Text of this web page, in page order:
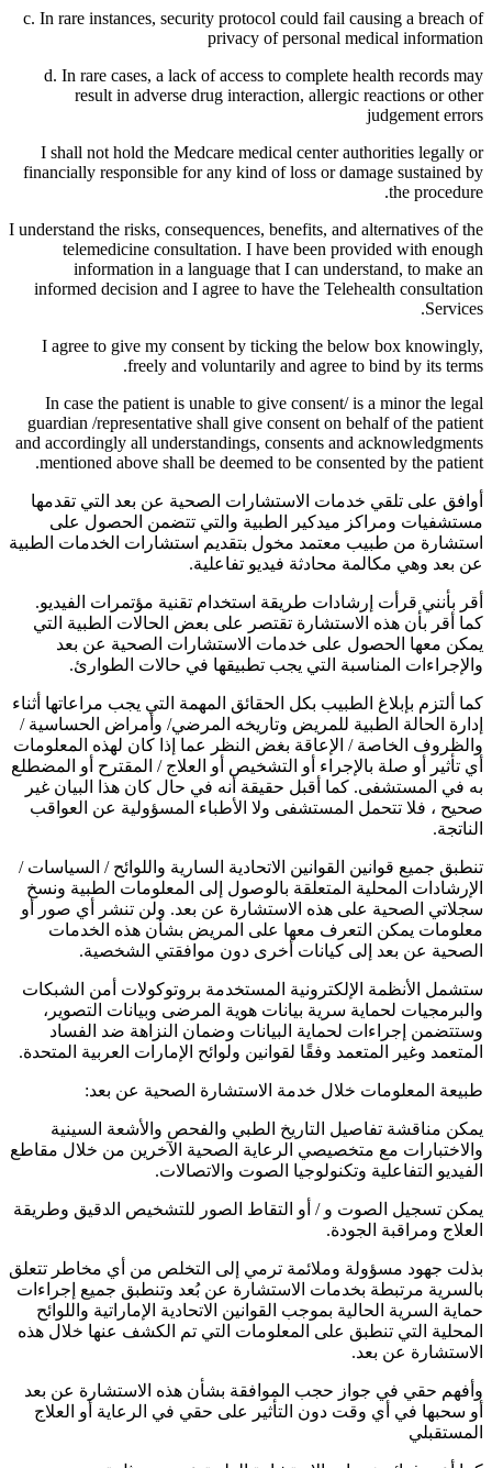
c. In rare instances, security protocol could fail causing a breach of
privacy of personal medical information
d. In rare cases, a lack of access to complete health records may
result in adverse drug interaction, allergic reactions or other
judgement errors
I shall not hold the Medcare medical center authorities legally or
financially responsible for any kind of loss or damage sustained by
the procedure.
I understand the risks, consequences, benefits, and alternatives of the
telemedicine consultation. I have been provided with enough
information in a language that I can understand, to make an
informed decision and I agree to have the Telehealth consultation
Services.
I agree to give my consent by ticking the below box knowingly,
freely and voluntarily and agree to bind by its terms.
In case the patient is unable to give consent/ is a minor the legal
guardian /representative shall give consent on behalf of the patient
and accordingly all understandings, consents and acknowledgments
mentioned above shall be deemed to be consented by the patient.
أوافق على تلقي خدمات الاستشارات الصحية عن بعد التي تقدمها
مستشفيات ومراكز ميدكير الطبية والتي تتضمن الحصول على
استشارة من طبيب معتمد مخول بتقديم استشارات الخدمات الطبية
عن بعد وهي مكالمة محادثة فيديو تفاعلية.
أقر بأنني قرأت إرشادات طريقة استخدام تقنية مؤتمرات الفيديو.
كما أقر بأن هذه الاستشارة تقتصر على بعض الحالات الطبية التي
يمكن معها الحصول على خدمات الاستشارات الصحية عن بعد
والإجراءات المناسبة التي يجب تطبيقها في حالات الطوارئ.
كما ألتزم بإبلاغ الطبيب بكل الحقائق المهمة التي يجب مراعاتها أثناء
إدارة الحالة الطبية للمريض وتاريخه المرضي/ وأمراض الحساسية /
والظروف الخاصة / الإعاقة بغض النظر عما إذا كان لهذه المعلومات
أي تأثير أو صلة بالإجراء أو التشخيص أو العلاج / المقترح أو المضطلع
به في المستشفى. كما أقبل حقيقة أنه في حال كان هذا البيان غير
صحيح ، فلا تتحمل المستشفى ولا الأطباء المسؤولية عن العواقب
الناتجة.
تنطبق جميع قوانين القوانين الاتحادية السارية واللوائح / السياسات /
الإرشادات المحلية المتعلقة بالوصول إلى المعلومات الطبية ونسخ
سجلاتي الصحية على هذه الاستشارة عن بعد. ولن تنشر أي صور أو
معلومات يمكن التعرف معها على المريض بشأن هذه الخدمات
الصحية عن بعد إلى كيانات أخرى دون موافقتي الشخصية.
ستشمل الأنظمة الإلكترونية المستخدمة بروتوكولات أمن الشبكات
والبرمجيات لحماية سرية بيانات هوية المرضى وبيانات التصوير،
وستتضمن إجراءات لحماية البيانات وضمان النزاهة ضد الفساد
المتعمد وغير المتعمد وفقًا لقوانين ولوائح الإمارات العربية المتحدة.
طبيعة المعلومات خلال خدمة الاستشارة الصحية عن بعد:
يمكن مناقشة تفاصيل التاريخ الطبي والفحص والأشعة السينية
والاختبارات مع متخصيصي الرعاية الصحية الآخرين من خلال مقاطع
الفيديو التفاعلية وتكنولوجيا الصوت والاتصالات.
يمكن تسجيل الصوت و / أو التقاط الصور للتشخيص الدقيق وطريقة
العلاج ومراقبة الجودة.
بذلت جهود مسؤولة وملائمة ترمي إلى التخلص من أي مخاطر تتعلق
بالسرية مرتبطة بخدمات الاستشارة عن بُعد وتنطبق جميع إجراءات
حماية السرية الحالية بموجب القوانين الاتحادية الإماراتية واللوائح
المحلية التي تنطبق على المعلومات التي تم الكشف عنها خلال هذه
الاستشارة عن بعد.
وأفهم حقي في جواز حجب الموافقة بشأن هذه الاستشارة عن بعد
أو سحبها في أي وقت دون التأثير على حقي في الرعاية أو العلاج
المستقبلي